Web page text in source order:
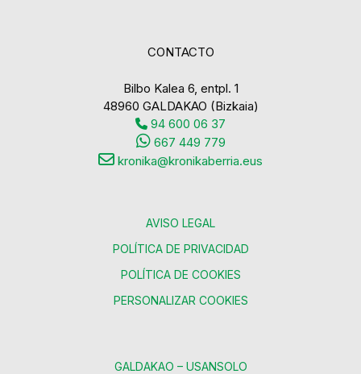
CONTACTO
Bilbo Kalea 6, entpl. 1
48960 GALDAKAO (Bizkaia)
94 600 06 37
667 449 779
kronika@kronikaberria.eus
AVISO LEGAL
POLÍTICA DE PRIVACIDAD
POLÍTICA DE COOKIES
PERSONALIZAR COOKIES
GALDAKAO – USANSOLO